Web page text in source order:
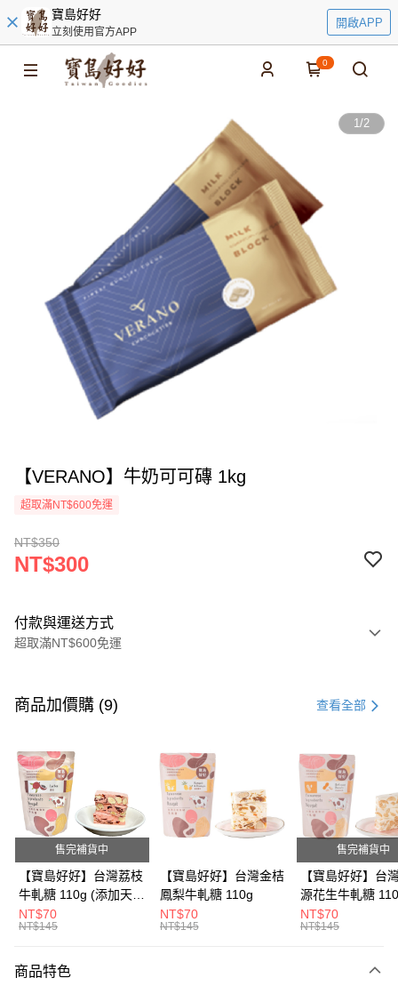
寶島好好
立刻使用官方APP
開啟APP
0
1/2
【VERANO】牛奶可可磚 1kg
超取滿NT$600免運
NT$350
NT$300
付款與運送方式
超取滿NT$600免運
信用卡一次付款
LINE Pay
Apple Pay
街口支付
悠遊付
Google Pay
全盈+PAY
ATM付款
商品加價購 (9) 查看全部
售完補貨中
【寶島好好】台灣荔枝
牛軋糖 110g (添加天然
草莓粉)
NT$70
NT$145
【寶島好好】台灣金桔
鳳梨牛軋糖 110g
NT$70
NT$145
售完補貨中
【寶島好好】台
源花生牛軋糖
NT$70
NT$145
商品特色